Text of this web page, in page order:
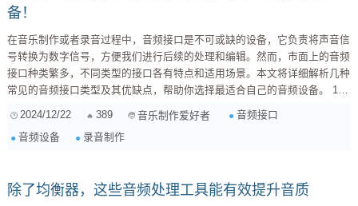
备！
在音乐制作或者录音过程中，音频接口是不可或缺的设备，它负责将声音信
号转换为数字信号，方便我们进行后续的处理和编辑。然而，市面上的音频
接口种类繁多，不同类型的接口各有特点和适用场景。本文将详细解析几种
常见的音频接口类型及其优缺点，帮助你选择最适合自己的音频设备。 1.
便即插即用。 ...
2024/12/22 389 音乐制作爱好者
音频接口
音频设备
录音制作
除了均衡器，这些音频处理工具能有效提升音质